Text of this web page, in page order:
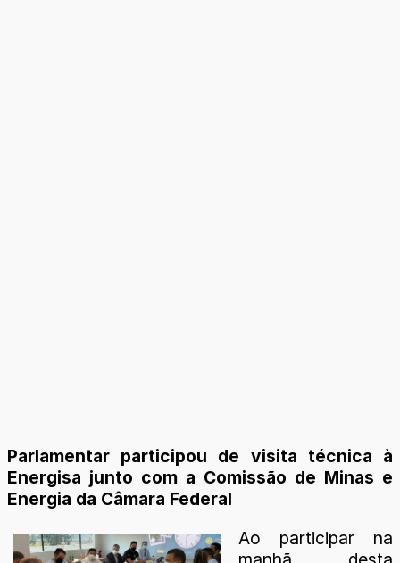
Parlamentar participou de visita técnica à
Energisa junto com a Comissão de Minas e
Energia da Câmara Federal
Ao participar na